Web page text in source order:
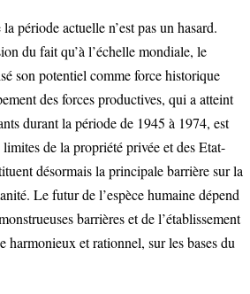
période actuelle n’est pas un hasard.
du fait qu’à l’échelle mondiale, le
son potentiel comme force historique
des forces productives, qui a atteint
durant la période de 1945 à 1974, est
de la propriété privée et des Etat-
désormais la principale barrière sur la
Le futur de l’espèce humaine dépend
barrières et de l’établissement
harmonieux et rationnel, sur les bases du